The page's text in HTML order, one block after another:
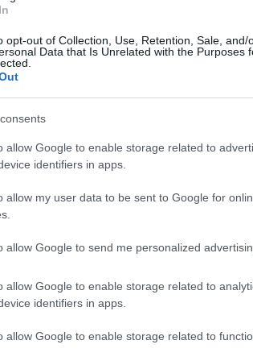
opt-out of Collection, Use, Retention, Sale, and/
Data that Is Unrelated with the Purposes
allow Google to enable storage related to
identifiers in apps.
allow my user data to be sent to Google for
allow Google to send me personalized
allow Google to enable storage related to
identifiers in apps.
allow Google to enable storage related to
κινητής τηλεφωνίας).
γνωρίστε μοναδικούς
89,8!